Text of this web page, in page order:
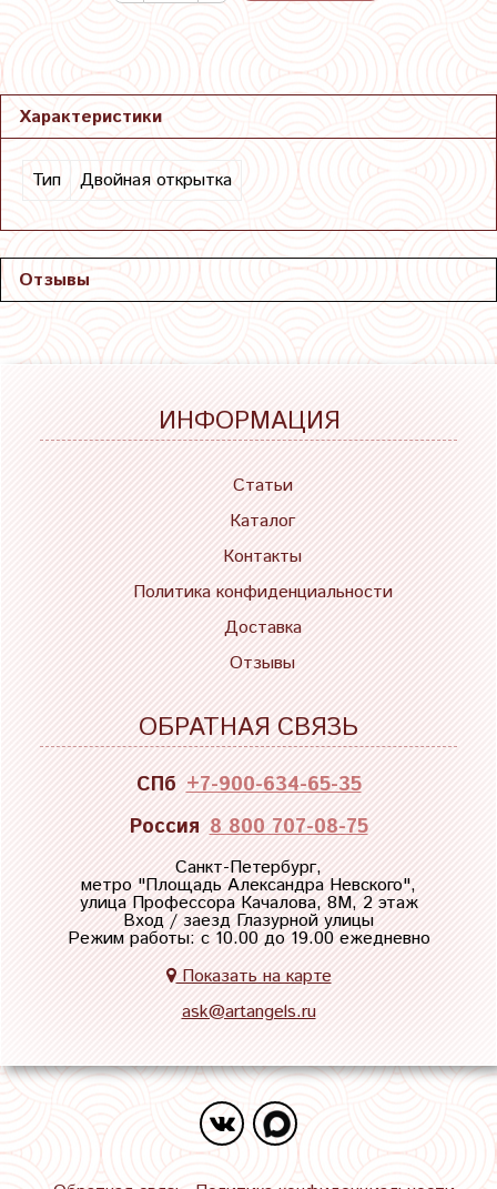
Характеристики
Тип Двойная открытка
Отзывы
ИНФОРМАЦИЯ
Статьи
Каталог
Контакты
Политика конфиденциальности
Доставка
Отзывы
ОБРАТНАЯ СВЯЗЬ
СПб +7-900-634-65-35
Россия 8 800 707-08-75
Санкт-Петербург,
метро "Площадь Александра Невского",
улица Профессора Качалова, 8М, 2 этаж
Вход / заезд Глазурной улицы
Режим работы: с 10.00 до 19.00 ежедневно
Показать на карте
ask@artangels.ru